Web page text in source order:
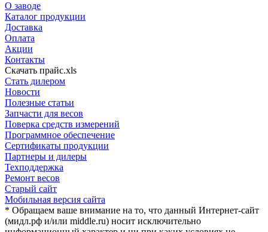
О заводе
Каталог продукции
Доставка
Оплата
Акции
Контакты
Скачать прайс.xls
Стать дилером
Новости
Полезные статьи
Запчасти для весов
Поверка средств измерений
Программное обеспечение
Сертификаты продукции
Партнеры и дилеры
Техподдержка
Ремонт весов
Старый сайт
Мобильная версия сайта
* Обращаем ваше внимание на то, что данный Интернет-сайт
(мидл.рф и/или middle.ru) носит исключительно